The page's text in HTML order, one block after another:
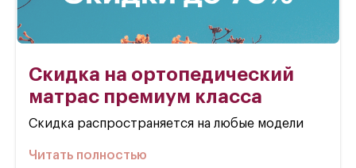
Скидка на ортопедический
матрас премиум класса
Скидка распространяется на любые модели
Читать полностью